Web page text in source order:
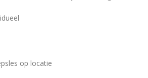
op locatie